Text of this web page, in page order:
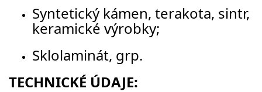
Syntetický kámen, terakota, sintr,
keramické výrobky;
Sklolaminát, grp.
TECHNICKÉ ÚDAJE: